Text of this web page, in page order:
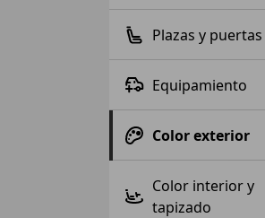
Plazas y puertas
Equipamiento
Color exterior
Color interior y
tapizado